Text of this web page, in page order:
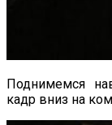
Поднимемся
кадр вниз на